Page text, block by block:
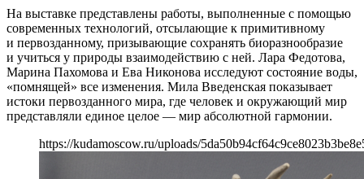
На выставке представлены работы, выполненные с помощью
современных технологий, отсылающие к примитивному
и первозданному, призывающие сохранять биоразнообразие
и учиться у природы взаимодействию с ней. Лара Федотова,
Марина Пахомова и Ева Никонова исследуют состояние воды,
«‎помнящей» все изменения. Мила Введенская показывает
истоки первозданного мира, где человек и окружающий мир
представляли единое целое — мир абсолютной гармонии.
https://kudamoscow.ru/uploads/